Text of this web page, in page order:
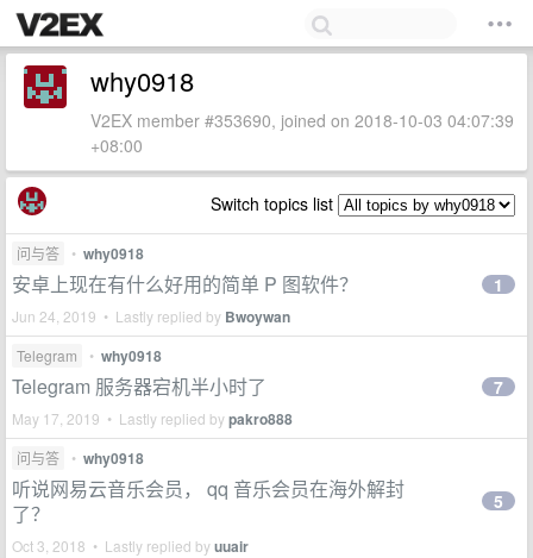
why0918
V2EX member #353690, joined on 2018-10-03 04:07:39
+08:00
Switch topics list
问与答 • why0918
安卓上现在有什么好用的简单 P 图软件？
Jun 24, 2019 • Lastly replied by Bwoywan
1
Telegram • why0918
Telegram 服务器宕机半小时了
May 17, 2019 • Lastly replied bypakro888
7
问与答 • why0918
听说网易云音乐会员， qq 音乐会员在海外解封
了？
Oct 3, 2018 • Lastly replied byuuair
5